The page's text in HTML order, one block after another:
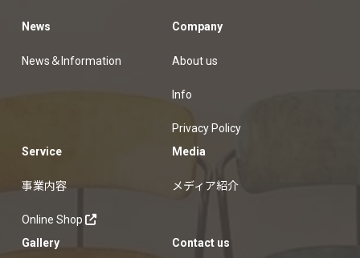
order オーダーカーテン納
made-to-order
News
News＆Information
Company
About us
Info
Privacy Policy
Service
事業内容
Online Shop
Media
メディア紹介
Gallery Contact us